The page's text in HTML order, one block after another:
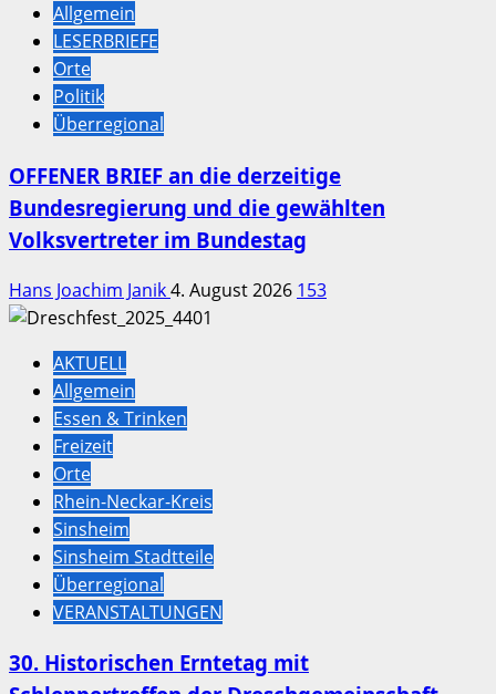
Allgemein
LESERBRIEFE
Orte
Politik
Überregional
OFFENER BRIEF an die derzeitige
Bundesregierung und die gewählten
Volksvertreter im Bundestag
Hans Joachim Janik4. August 2026 153
AKTUELL
Allgemein
Essen & Trinken
Freizeit
Orte
Rhein-Neckar-Kreis
Sinsheim
Sinsheim Stadtteile
Überregional
VERANSTALTUNGEN
30. Historischen Erntetag mit